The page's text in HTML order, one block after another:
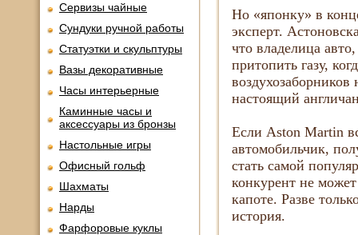
Сервизы чайные
Сундуки ручной работы
Статуэтки и скульптуры
Вазы декоративные
Часы интерьерные
Каминные часы и
аксессуары из бронзы
Настольные игры
Офисный гольф
Шахматы
Нарды
Фарфоровые куклы
Но «японку» в
эксперт.
что владелица
притопить газу,
настоящий
Если Aston Martin
автомобильчик,
стать самой
конкурент не
капоте. Разве
история.